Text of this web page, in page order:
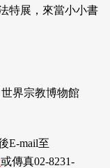
特展，來當小小書
世界宗教博物館
E-mail至
或傳真02-8231-